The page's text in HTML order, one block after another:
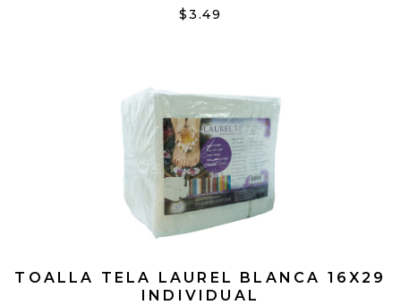
$3.49
TOALLA TELA LAUREL BLANCA 16X29
INDIVIDUAL